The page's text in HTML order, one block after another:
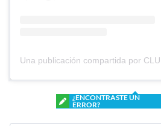
¿ENCONTRASTE UN
ERROR?